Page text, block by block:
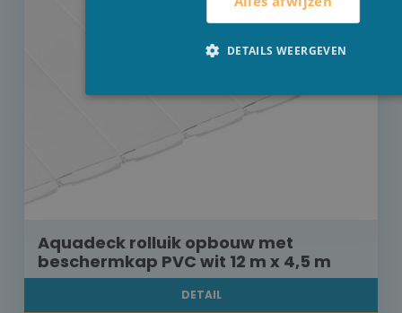
Aquadeck rolluik opbouw met
beschermkap PVC wit 12 m x 4,5 m
DETAIL
DETAILS WEERGEVEN